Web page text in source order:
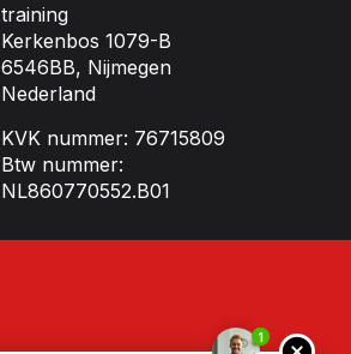
training
Kerkenbos 1079-B
6546BB, Nijmegen
Nederland
KVK nummer: 76715809
Btw nummer:
NL860770552.B01
1